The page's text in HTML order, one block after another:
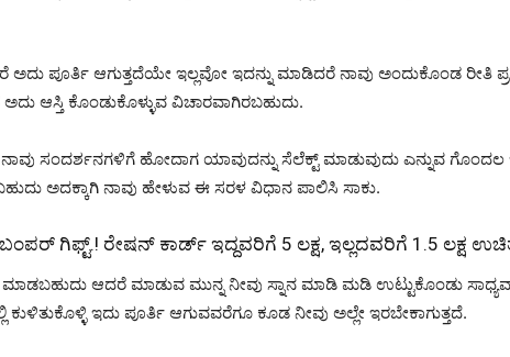
ಪೂರ್ತಿ ಆಗುತ್ತದೆಯೇ ಇಲ್ಲವೋ ಇದನ್ನು ಮಾಡಿದರೆ ನಾವು ಅಂದುಕೊಂಡ ರೀತಿ
ಆಸ್ತಿ ಕೊಂಡುಕೊಳ್ಳುವ ವಿಚಾರವಾಗಿರಬಹುದು.
ಸಂದರ್ಶನಗಳಿಗೆ ಹೋದಾಗ ಯಾವುದನ್ನು ಸೆಲೆಕ್ಟ್ ಮಾಡುವುದು ಎನ್ನುವ ಗೊಂದಲ
ಅದಕ್ಕಾಗಿ ನಾವು ಹೇಳುವ ಈ ಸರಳ ವಿಧಾನ ಪಾಲಿಸಿ ಸಾಕು.
ಗಿಫ್ಟ್.! ರೇಷನ್ ಕಾರ್ಡ್ ಇದ್ದವರಿಗೆ 5 ಲಕ್ಷ, ಇಲ್ಲದವರಿಗೆ 1.5 ಲಕ್ಷ
ಆದರೆ ಮಾಡುವ ಮುನ್ನ ನೀವು ಸ್ನಾನ ಮಾಡಿ ಮಡಿ ಉಟ್ಟುಕೊಂಡು
ಇದು ಪೂರ್ತಿ ಆಗುವವರೆಗೂ ಕೂಡ ನೀವು ಅಲ್ಲೇ ಇರಬೇಕಾಗುತ್ತದೆ.